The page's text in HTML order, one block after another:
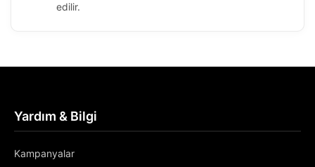
edilir.
Yardım & Bilgi
Kampanyalar